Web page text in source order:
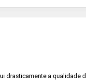
drasticamente a qualidade